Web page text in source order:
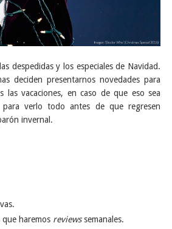
despedidas y los especiales de Navidad.
deciden presentarnos novedades para
las vacaciones, en caso de que eso sea
para verlo todo antes de que regresen
invernal.
que haremos reviewssemanales.